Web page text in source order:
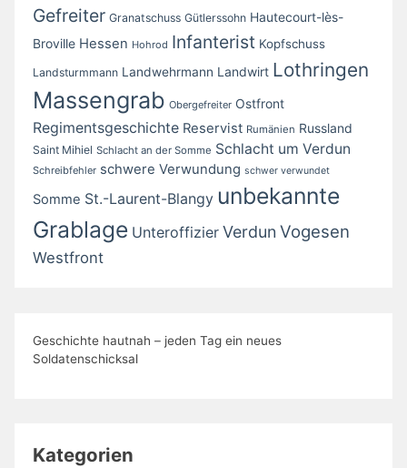
Gefreiter Granatschuss Gütlerssohn Hautecourt-lès-
Broville Hessen Hohrod Infanterist Kopfschuss
Landsturmmann Landwehrmann Landwirt Lothringen
Massengrab Obergefreiter Ostfront
Regimentsgeschichte Reservist Rumänien Russland
Saint Mihiel Schlacht an der Somme Schlacht um Verdun
Schreibfehler schwere Verwundung schwer verwundet
Somme St.-Laurent-Blangy unbekannte
Grablage Unteroffizier Verdun Vogesen
Westfront
Geschichte hautnah – jeden Tag ein neues
Soldatenschicksal
Kategorien